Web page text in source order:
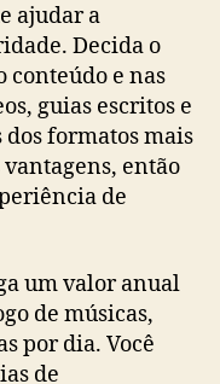
ajudar a
Decida o
conteúdo e nas
guias escritos e
formatos mais
então
de
um valor anual
de músicas,
por dia. Você
de